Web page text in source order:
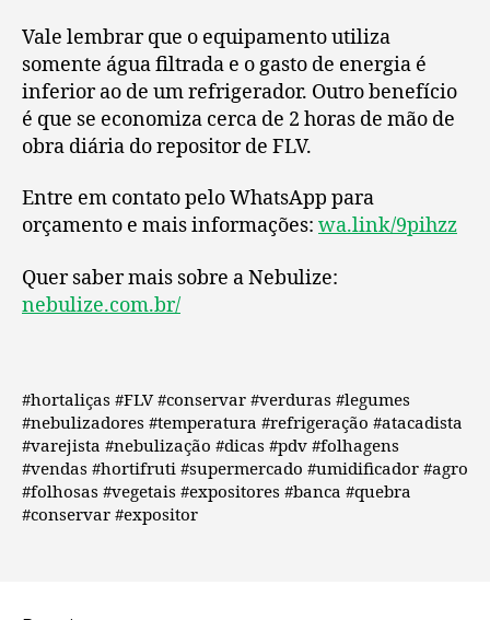
Vale lembrar que o equipamento utiliza
somente água filtrada e o gasto de energia é
inferior ao de um refrigerador. Outro benefício
é que se economiza cerca de 2 horas de mão de
obra diária do repositor de FLV.
Entre em contato pelo WhatsApp para
orçamento e mais informações: wa.link/9pihzz
Quer saber mais sobre a Nebulize:
nebulize.com.br/
#hortaliças #FLV #conservar #verduras #legumes
#nebulizadores #temperatura #refrigeração #atacadista
#varejista #nebulização #dicas #pdv #folhagens
#vendas #hortifruti #supermercado #umidificador #agro
#folhosas #vegetais #expositores #banca #quebra
#conservar #expositor